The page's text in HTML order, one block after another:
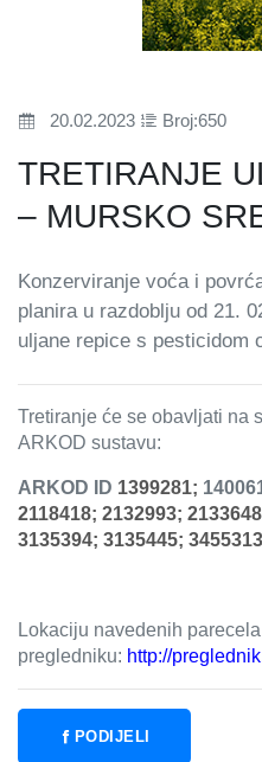
20.02.2023 Broj:650
TRETIRANJE
– MURSKO
Konzerviranje voća i
planira u razdoblju od 21.
uljane repice s pesticidom
Tretiranje će se obavljati na
ARKOD sustavu:
ARKOD ID 1399281;
2118418; 2132993;
3135394; 3135445;
Lokaciju navedenih
pregledniku: http://
PODIJELI